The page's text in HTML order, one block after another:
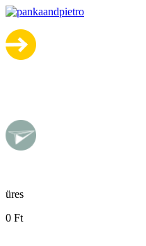
Ugrás a tartalomra
pankaandpietro
üres
0 Ft